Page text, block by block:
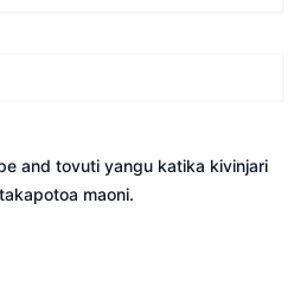
and tovuti yangu katika kivinjari
maoni.